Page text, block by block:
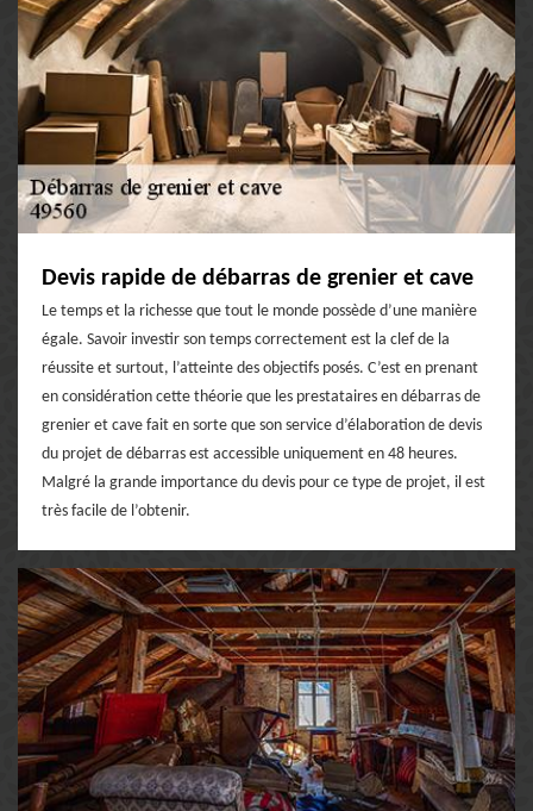
Devis rapide de débarras de grenier et cave
Le temps et la richesse que tout le monde possède d’une manière
égale. Savoir investir son temps correctement est la clef de la
réussite et surtout, l’atteinte des objectifs posés. C’est en prenant
en considération cette théorie que les prestataires en débarras de
grenier et cave fait en sorte que son service d’élaboration de devis
du projet de débarras est accessible uniquement en 48 heures.
Malgré la grande importance du devis pour ce type de projet, il est
très facile de l’obtenir.